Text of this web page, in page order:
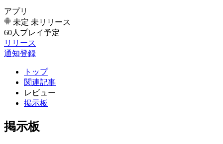
アプリ
未定 未リリース
60人プレイ予定
リリース
通知登録
トップ
関連記事
レビュー
掲示板
掲示板